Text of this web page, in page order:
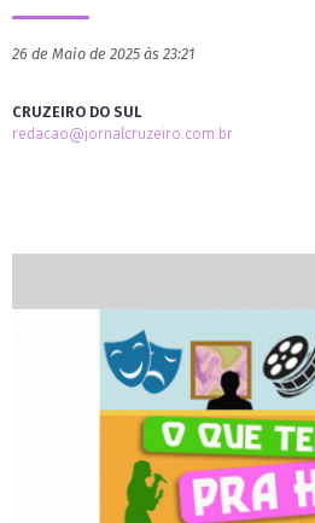
26 de Maio de 2025 às 23:21
CRUZEIRO DO SUL
redacao@jornalcruzeiro.com.br